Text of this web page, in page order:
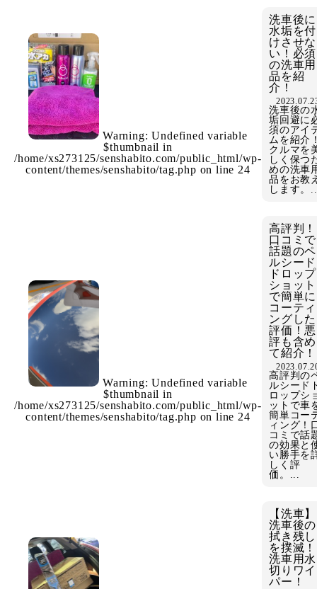
Warning: Undefined variable
$thumbnail in
/home/xs273125/senshabito.com/public_html/wp-
content/themes/senshabito/tag.php on line 24
洗車後に
水垢を付
けさせな
い！必須
の洗車用
品を紹
介！
洗車後の
垢回避に
須のアイ
ムを紹介
クルマを
しく保つ
めの洗車
品をお教
します。
Warning: Undefined variable
$thumbnail in
/home/xs273125/senshabito.com/public_html/wp-
content/themes/senshabito/tag.php on line 24
高評判！
口コミで
話題のペ
ルシード
ドロップ
ショット
で簡単に
コーティ
ングした
評価！悪
評も含め
て紹介！
高評判の
ルシード
ロップシ
ットで車
簡単コー
ィング！
コミで話
の効果と
い勝手を
しく評
価。...
【洗車】
洗車後の
拭き残し
を撲滅！
洗車用水
切りワイ
パー！